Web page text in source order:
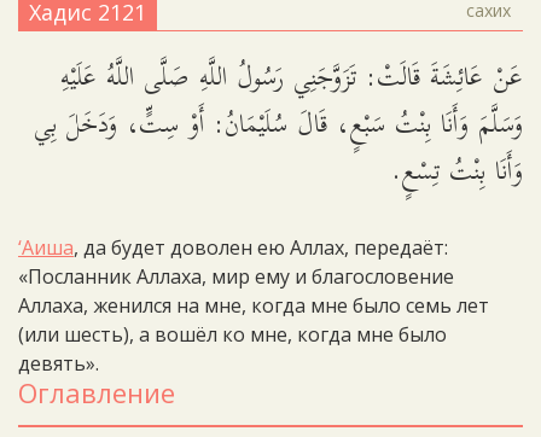
Хадис 2121 сахих
عَنْ عَائِشَةَ قَالَتْ: تَزَوَّجَنِي رَسُولُ اللَّهِ صَلَّى اللَّهُ عَلَيْهِ
وَسَلَّمَ وَأَنَا بِنْتُ سَبْعٍ، قَالَ سُلَيْمَانُ: أَوْ سِتٍّ، وَدَخَلَ بِي
وَأَنَا بِنْتُ تِسْعٍ.
‘Аиша, да будет доволен ею Аллах, передаёт:
«Посланник Аллаха, мир ему и благословение
Аллаха, женился на мне, когда мне было семь лет
(или шесть), а вошёл ко мне, когда мне было
девять».
Оглавление